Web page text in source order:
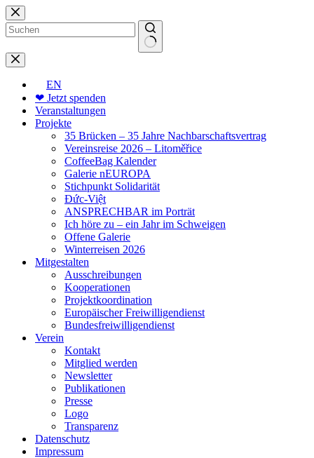
Zum
Inhalt
springen
Keine
Ergebnisse
EN
❤ Jetzt spenden
Veranstaltungen
Projekte
35 Brücken – 35 Jahre Nachbarschaftsvertrag
Vereinsreise 2026 – Litoměřice
CoffeeBag Kalender
Galerie nEUROPA
Stichpunkt Solidarität
Đức-Việt
ANSPRECHBAR im Porträt
Ich höre zu – ein Jahr im Schweigen
Offene Galerie
Winterreisen 2026
Mitgestalten
Ausschreibungen
Kooperationen
Projektkoordination
Europäischer Freiwilligendienst
Bundesfreiwilligendienst
Verein
Kontakt
Mitglied werden
Newsletter
Publikationen
Presse
Logo
Transparenz
Datenschutz
Impressum